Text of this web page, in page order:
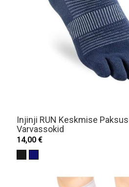
Injinji RUN Keskmise
Varvassokid
14,00 €